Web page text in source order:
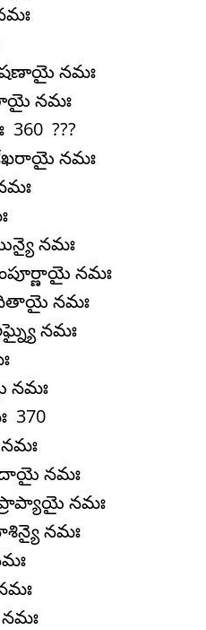
నమః
నమః
???
నమః
నమః
నమః
నమః
నమః
నమః
370
నమః
నమః
నమః